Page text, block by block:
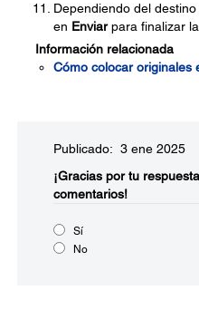
Dependiendo del
en Enviarpara finalizar la
Información relacionada
Cómo colocar originales
Publicado: 3 ene 2025
¡Gracias por tu
comentarios!
Sí
No